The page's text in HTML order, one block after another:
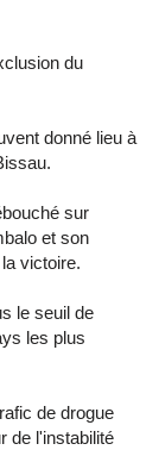
du
donné lieu à
sur
et son
victoire.
le seuil de
les plus
de drogue
de l'instabilité